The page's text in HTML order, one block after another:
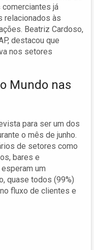
comerciantes já
relacionados às
Beatriz Cardoso,
destacou que
nos setores
Mundo nas
para ser um dos
o mês de junho.
de setores como
bares e
um
quase todos (99%)
fluxo de clientes e